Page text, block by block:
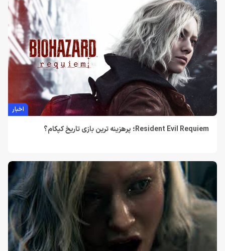
اخبار
Resident Evil Requiem؛ پرهزینه‌ ترین بازی تاریخ کپکام؟